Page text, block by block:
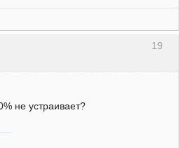
19
не устраивает?